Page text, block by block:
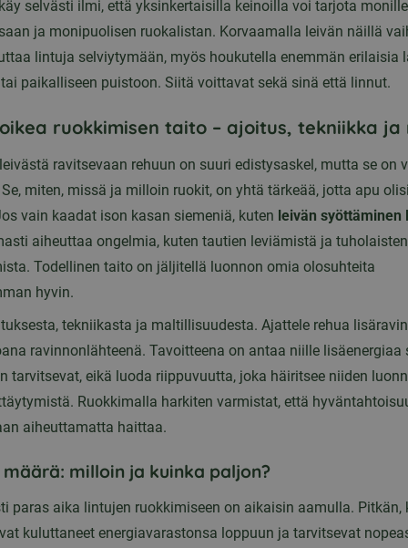
selvästi ilmi, että yksinkertaisilla keinoilla voi tarjota
ja monipuolisen ruokalistan. Korvaamalla leivän näillä
lintuja selviytymään, myös houkutella enemmän erilaisia
paikalliseen puistoon. Siitä voittavat sekä sinä että linnut.
ruokkimisen taito – ajoitus, tekniikka
ravitsevaan rehuun on suuri edistysaskel, mutta se on
miten, missä ja milloin ruokit, on yhtä tärkeää, jotta apu
vain kaadat ison kasan siemeniä, kuten leivän syöttäminen
aiheuttaa ongelmia, kuten tautien leviämistä ja tuholaisten
Todellinen taito on jäljitellä luonnon omia olosuhteita
hyvin.
tekniikasta ja maltillisuudesta. Ajattele rehua
ravinnonlähteenä. Tavoitteena on antaa niille lisäenergiaa
tarvitsevat, eikä luoda riippuvuutta, joka häiritsee niiden
Ruokkimalla harkiten varmistat, että
aiheuttamatta haittaa.
milloin ja kuinka paljon?
paras aika lintujen ruokkimiseen on aikaisin aamulla. Pitkän,
kuluttaneet energiavarastonsa loppuun ja tarvitsevat